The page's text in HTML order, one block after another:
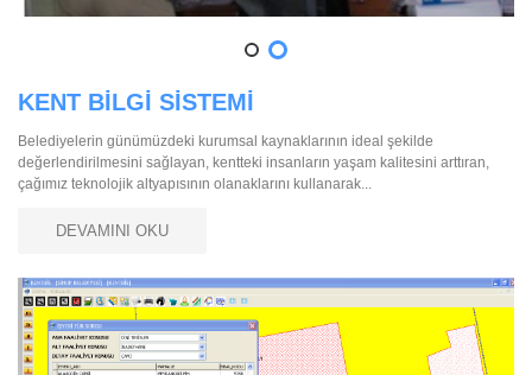
KENT BİLGİ SİSTEMİ
Belediyelerin günümüzdeki kurumsal kaynaklarının ideal şekilde
değerlendirilmesini sağlayan, kentteki insanların yaşam kalitesini arttıran,
çağımız teknolojik altyapısının olanaklarını kullanarak...
DEVAMINI OKU